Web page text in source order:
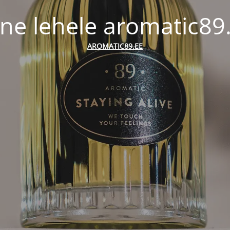
lehele
AROMATIC89.EE